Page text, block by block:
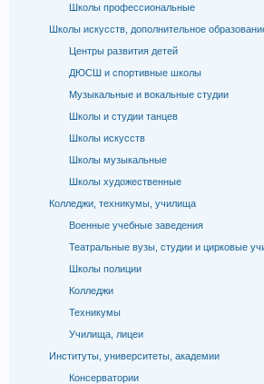
Школы профессиональные
Школы искусств, дополнительное
Центры развития детей
ДЮСШ и спортивные школы
Музыкальные и вокальные студии
Школы и студии танцев
Школы искусств
Школы музыкальные
Школы художественные
Колледжи, техникумы, училища
Военные учебные заведения
Театральные вузы, студии и цирковые
Школы полиции
Колледжи
Техникумы
Училища, лицеи
Институты, университеты, академии
Консерватории